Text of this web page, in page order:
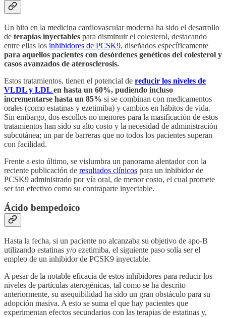
Un hito en la medicina cardiovascular moderna ha sido el desarrollo
de terapias inyectables para disminuir el colesterol, destacando
entre ellas los inhibidores de PCSK9, diseñados específicamente
para aquellos pacientes con desórdenes genéticos del colesterol y
casos avanzados de aterosclerosis.
Estos tratamientos, tienen el potencial de reducir los niveles de
VLDL y LDL en hasta un 60%, pudiendo incluso
incrementarse hasta un 85% si se combinan con medicamentos
orales (como estatinas y ezetimiba) y cambios en hábitos de vida.
Sin embargo, dos escollos no menores para la masificación de estos
tratamientos han sido su alto costo y la necesidad de administración
subcutánea; un par de barreras que no todos los pacientes superan
con facilidad.
Frente a esto último, se vislumbra un panorama alentador con la
reciente publicación de resultados clínicos para un inhibidor de
PCSK9 administrado por vía oral, de menor costo, el cual promete
ser tan efectivo como su contraparte inyectable.
Ácido bempedoico
Hasta la fecha, si un paciente no alcanzaba su objetivo de apo-B
utilizando estatinas y/o ezetimiba, el siguiente paso solía ser el
empleo de un inhibidor de PCSK9 inyectable.
A pesar de la notable eficacia de estos inhibidores para reducir los
niveles de partículas aterogénicas, tal como se ha descrito
anteriormente, su asequibilidad ha sido un gran obstáculo para su
adopción masiva. A esto se suma el que hay pacientes que
experimentan efectos secundarios con las terapias de estatinas y,